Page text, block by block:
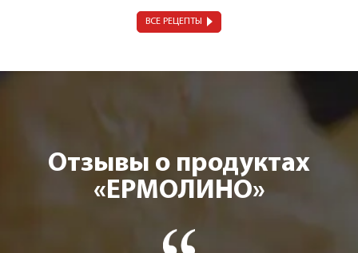
ВСЕ РЕЦЕПТЫ
Отзывы о продуктах
«ЕРМОЛИНО»